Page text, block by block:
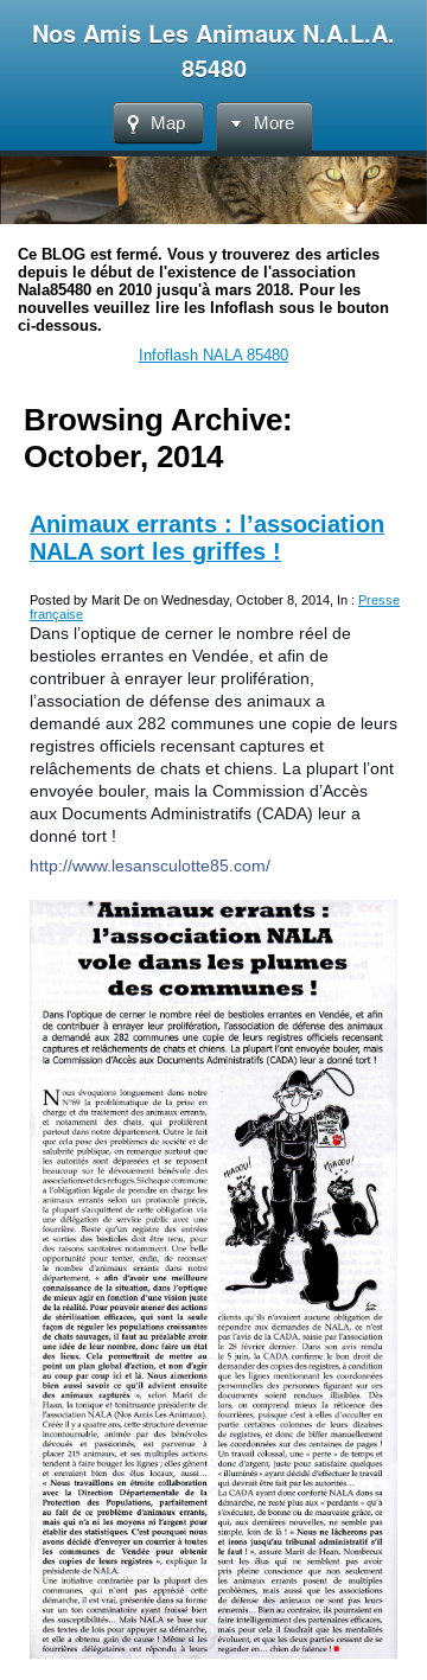
Nos Amis Les Animaux N.A.L.A.
85480
Map More
Ce BLOG est fermé. Vous y trouverez des articles
depuis le début de l'existence de l'association
Nala85480 en 2010 jusqu'à mars 2018. Pour les
nouvelles veuillez lire les Infoflash sous le bouton
ci-dessous.
Infoflash NALA 85480
Browsing Archive:
October, 2014
Animaux errants : l’association
NALA sort les griffes !
Posted by Marit De on Wednesday, October 8, 2014, In : Presse
française
Dans l’optique de cerner le nombre réel de
bestioles errantes en Vendée, et afin de
contribuer à enrayer leur prolifération,
l’association de défense des animaux a
demandé aux 282 communes une copie de leurs
registres officiels recensant captures et
relâchements de chats et chiens. La plupart l’ont
envoyée bouler, mais la Commission d’Accès
aux Documents Administratifs (CADA) leur a
donné tort !
http://www.lesansculotte85.com/